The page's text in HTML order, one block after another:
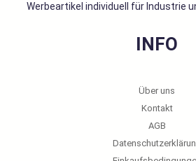
Werbeartikel individuell für Industrie
INFO
Über uns
Kontakt
AGB